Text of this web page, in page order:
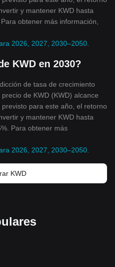
descentralizada, su
as de privacidad y su
globales instantáneas,
una forma de moneda
oferta limitada, sus
que más personas reconozcan
cambiando la forma en que
y mantener KWD hasta
obtener más información,
2026, 2027, 2030–2050
KWD en 2030?
de tasa de crecimiento
de KWD (KWD) alcance
para este año, el retorno
y mantener KWD hasta
Para obtener más
2026, 2027, 2030–2050
KWD